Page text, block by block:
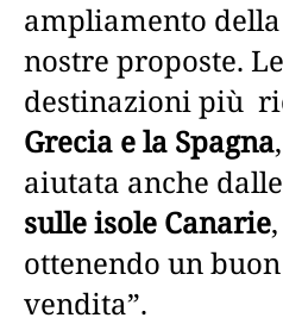
ampliamento
nostre proposte.
destinazioni più
Grecia e la Spagna
aiutata anche dalle
sulle isole Canarie
ottenendo un
vendita”.